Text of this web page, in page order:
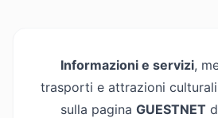
Informazioni e servizi,
trasporti e attrazioni
sulla pagina GUESTNET